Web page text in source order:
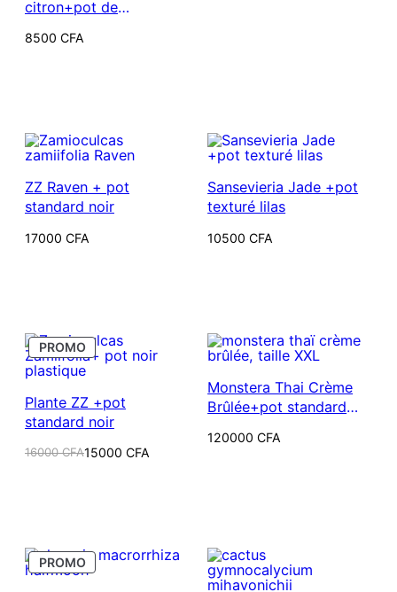
citron+pot de
8500 CFA
ZZ Raven + pot
standard noir
17000 CFA
Sansevieria Jade +pot
texturé lilas
10500CFA
PROMOPRODUIT
EN
PROMOTION
Plante ZZ +pot
standard noir
16000CFA
Le
15000 CFA
Le
Monstera Thai Crème
Brûlée+pot standard
120000CFA
PROMOPRODUIT
EN